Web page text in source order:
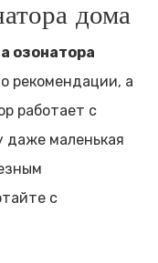
дома
озонатора
рекомендации, а
работает с
даже маленькая
с